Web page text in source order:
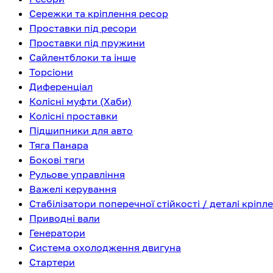
Сережки та кріплення ресор
Проставки під ресори
Проставки під пружини
Сайлентблоки та інше
Торсіони
Диференціал
Колісні муфти (Хаби)
Колісні проставки
Підшипники для авто
Тяга Панара
Бокові тяги
Рульове управління
Важелі керування
Стабілізатори поперечної стійкості / деталі
Приводні вали
Генератори
Система охолодження двигуна
Стартери